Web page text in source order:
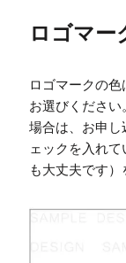
ロゴマー
ロゴマークの
お選びくださ
場合は、お申し
ェックを入れ
も大丈夫です）